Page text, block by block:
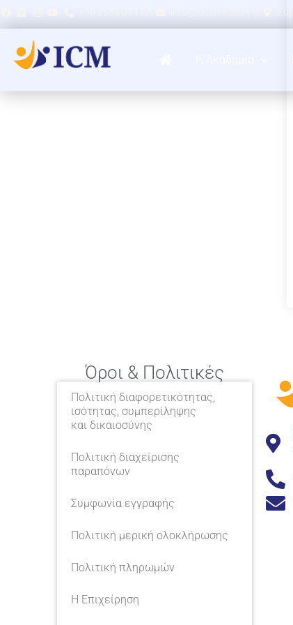
Όροι & Πολιτικές
Πολιτική διαφορετικότητας,
ισότητας, συμπερίληψης
και δικαιοσύνης
Πολιτική διαχείρισης
παραπόνων
Συμφωνία εγγραφής
Πολιτική μερική ολοκλήρωσης
Πολιτική πληρωμών
Η Επιχείρηση